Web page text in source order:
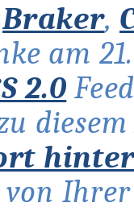
Braker,
am
2.0
von Ihrer